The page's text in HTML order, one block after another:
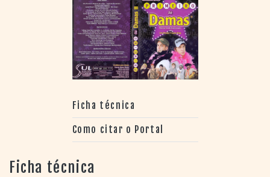
Ficha técnica
Como citar o Portal
Ficha técnica